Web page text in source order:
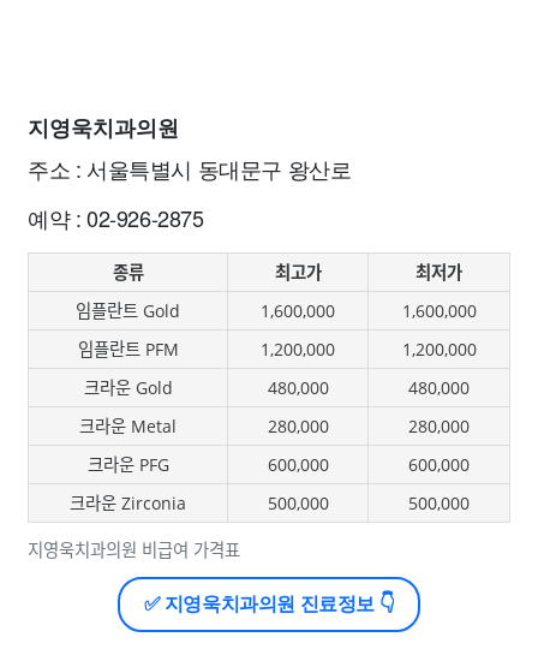
지영욱치과의원
주소 : 서울특별시 동대문구 왕산로
예약 : 02-926-2875
지영욱치과의원 비급여 가격표
종류 최고가
최저가
임플란트 Gold
1,600,000
1,600,000
임플란트 PFM
1,200,000
1,200,000
크라운 Gold
480,000
480,000
크라운 Metal
280,000
280,000
크라운 PFG
600,000
600,000
크라운 Zirconia
500,000 500,000
✅ 지영욱치과의원 진료정보 👇